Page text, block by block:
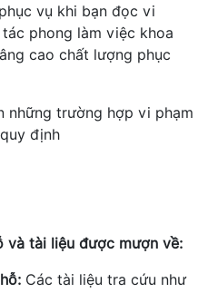
vụ khi bạn đọc vi
phong làm việc khoa
cao chất lượng phục
những trường hợp vi phạm
định
và tài liệu được mượn về:
Các tài liệu tra cứu như